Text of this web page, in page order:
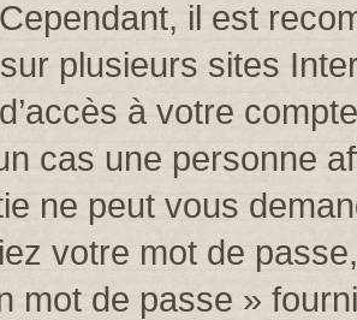
il est
plusieurs sites
à votre
cas une personne
ne peut vous
votre mot de
mot de passe »